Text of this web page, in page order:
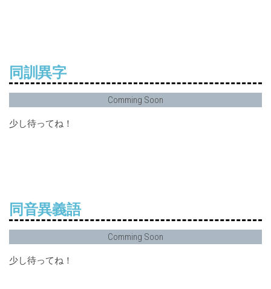
同訓異字
Comming Soon
少し待ってね！
同音異義語
Comming Soon
少し待ってね！